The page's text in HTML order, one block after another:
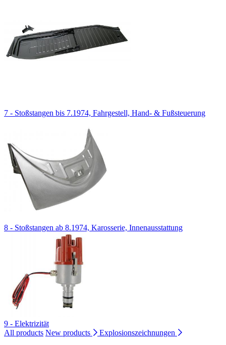
7 - Stoßstangen bis 7.1974, Fahrgestell, Hand- & Fußsteuerung
8 - Stoßstangen ab 8.1974, Karosserie, Innenausstattung
9 - Elektrizität
All products New products
Explosionszeichnungen